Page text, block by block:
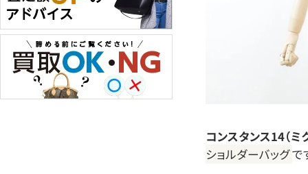
コンスタンス14（ミ
ショルダーバッグで